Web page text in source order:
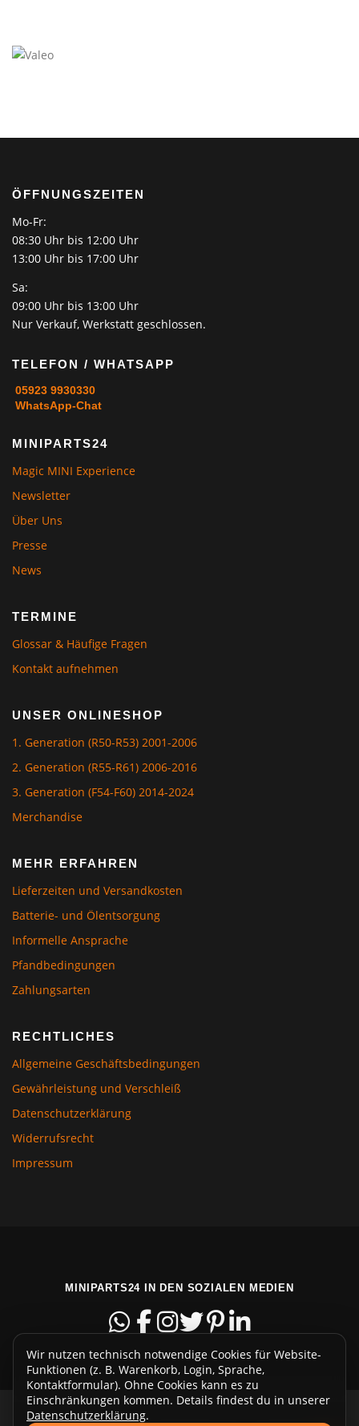
ÖFFNUNGSZEITEN
Mo-Fr:
08:30 Uhr bis 12:00 Uhr
13:00 Uhr bis 17:00 Uhr
Sa:
09:00 Uhr bis 13:00 Uhr
Nur Verkauf, Werkstatt geschlossen.
TELEFON / WHATSAPP
05923 9930330
WhatsApp-Chat
MINIPARTS24
Magic MINI Experience
Newsletter
Über Uns
Presse
News
TERMINE
Glossar & Häufige Fragen
Kontakt aufnehmen
UNSER ONLINESHOP
1. Generation (R50-R53) 2001-2006
2. Generation (R55-R61) 2006-2016
3. Generation (F54-F60) 2014-2024
Merchandise
MEHR ERFAHREN
Lieferzeiten und Versandkosten
Batterie- und Ölentsorgung
Informelle Ansprache
Pfandbedingungen
Zahlungsarten
RECHTLICHES
Allgemeine Geschäftsbedingungen
Gewährleistung und Verschleiß
Datenschutzerklärung
Widerrufsrecht
Impressum
MINIPARTS24 IN DEN SOZIALEN MEDIEN
Wir nutzen technisch notwendige Cookies für Website-
Funktionen (z. B. Warenkorb, Login, Sprache,
Kontaktformular). Ohne Cookies kann es zu
Einschränkungen kommen. Details findest du in unserer
Datenschutzerklärung.